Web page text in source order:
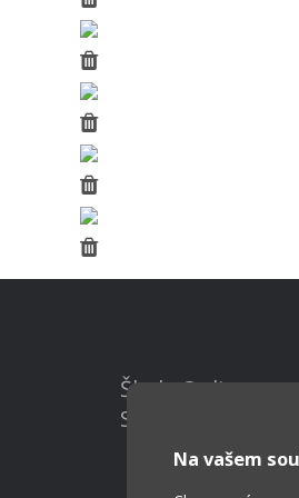
Na vašem
Škola Online
Strava.cz